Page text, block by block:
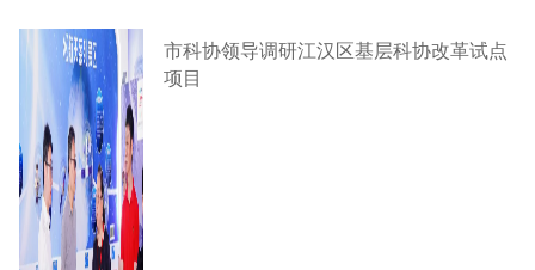
市科协领导调研江汉区基层科协改革试点
项目